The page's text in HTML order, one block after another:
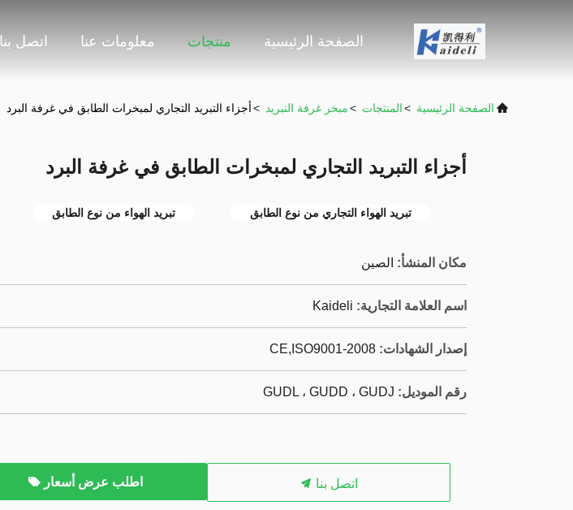
الصفحة الرئيسية منتجات معلومات عنا اتصل بنا
الصفحة الرئيسية >المنتجات >مبخر غرفة التبريد >أجزاء التبريد التجاري لمبخرات الطابق في غرفة البرد
أجزاء التبريد التجاري لمبخرات الطابق في غرفة البرد
تبريد الهواء التجاري من نوع الطابق تبريد الهواء من نوع الطابق
مكان المنشأ: الصين
اسم العلامة التجارية: Kaideli
إصدار الشهادات: CE,ISO9001-2008
رقم الموديل: GUDL ، GUDD ، GUDJ
اتصل بنا اطلب عرض أسعار